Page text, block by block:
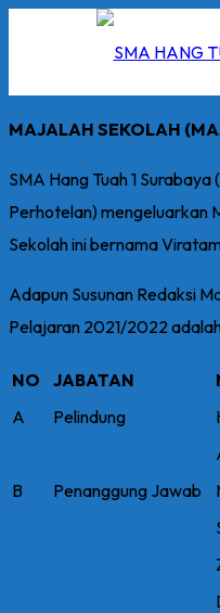
2026
Tuah
MAJALAH SEKOLAH
SMA Hang Tuah 1 Surabaya
Perhotelan) mengeluarkan
Sekolah ini bernama
Adapun Susunan Redaksi
Pelajaran 2021/2022
NO JABATAN
A
Pelindung
B Penanggung Jawab